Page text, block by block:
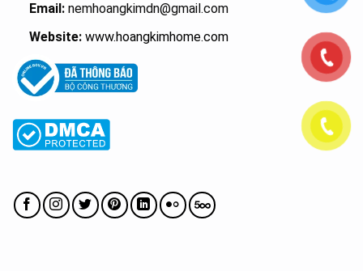
Email:nemhoangkimdn@gmail.com
Website: www.hoangkimhome.com